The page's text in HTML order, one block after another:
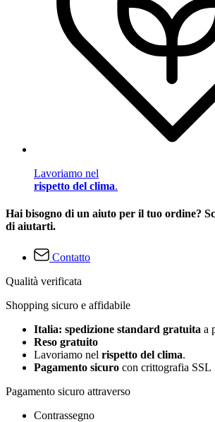
Lavoriamo nel
rispetto del clima.
Hai bisogno di un aiuto per il tuo ordine?
di aiutarti.
Contatto
Qualità verificata
Shopping sicuro e affidabile
Italia: spedizione standard gratuita a
Reso gratuito
Lavoriamo nel rispetto del clima.
Pagamento sicuro con crittografia SSL
Pagamento sicuro attraverso
Contrassegno